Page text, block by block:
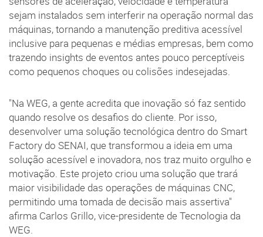
sejam instalados sem interferir na operação normal das
máquinas, tornando a manutenção preditiva acessível
inclusive para pequenas e médias empresas, bem como
trazendo insights de eventos antes pouco perceptíveis
como pequenos choques ou colisões indesejadas.
"Na WEG, a gente acredita que inovação só faz sentido
quando resolve os desafios do cliente. Por isso,
desenvolver uma solução tecnológica dentro do Smart
Factory do SENAI, que transformou a ideia em uma
solução acessível e inovadora, nos traz muito orgulho e
motivação. Este projeto criou uma solução que trará
maior visibilidade das operações de máquinas CNC,
permitindo uma tomada de decisão mais assertiva"
afirma Carlos Grillo, vice-presidente de Tecnologia da
WEG.